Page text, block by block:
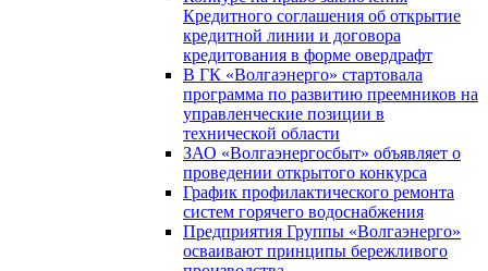
Кредитного соглашения об открытие
кредитной линии и договора
кредитования в форме овердрафт
В ГК «Волгаэнерго» стартовала
программа по развитию преемников на
управленческие позиции в
технической области
ЗАО «Волгаэнергосбыт» объявляет о
проведении открытого конкурса
График профилактического ремонта
систем горячего водоснабжения
Предприятия Группы «Волгаэнерго»
осваивают принципы бережливого